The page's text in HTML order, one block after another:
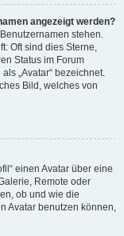
angezeigt werden?
stehen.
Oft sind dies Sterne,
Status im Forum
„Avatar“ bezeichnet.
Bild, welches von
einen Avatar über eine
Remote oder
ob und wie die
Avatar benutzen können,